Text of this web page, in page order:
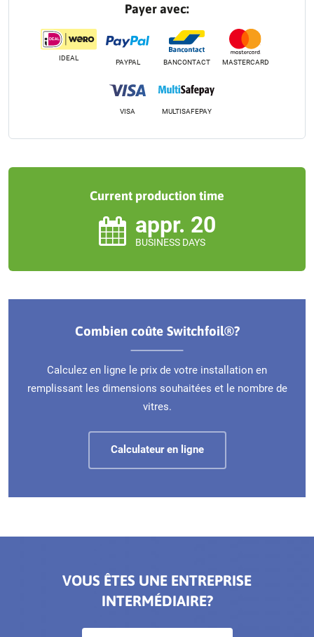
Payer avec:
IDEAL
PAYPAL BANCONTACT MASTERCARD
VISA MULTISAFEPAY
Current production time
appr. 20
BUSINESS DAYS
Combien coûte Switchfoil®?
Calculez en ligne le prix de votre installation en
remplissant les dimensions souhaitées et le nombre de
vitres.
Calculateur en ligne
VOUS ÊTES UNE ENTREPRISE
INTERMÉDIAIRE?